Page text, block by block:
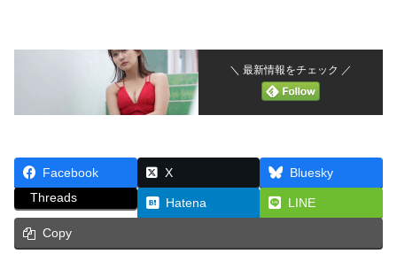
＼ 最新情報をチェック ／
Facebook X
Bluesky
Threads
Hatena LINE
Copy